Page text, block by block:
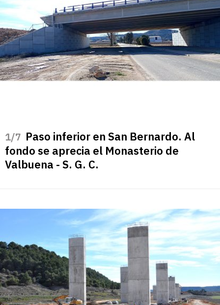
/7 Paso inferior en San Bernardo. Al
fondo se aprecia el Monasterio de
Valbuena - S. G. C.